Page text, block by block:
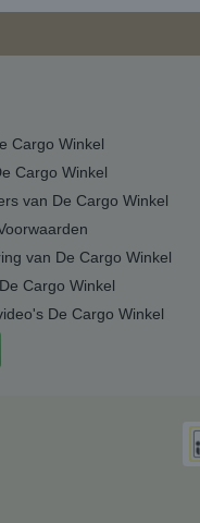
Cargo Winkel
Cargo Winkel
van De Cargo Winkel
van De Cargo Winkel
Cargo Winkel
De Cargo Winkel